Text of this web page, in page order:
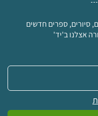
סיורים, ספרים חדשים
אצלנו ב'יד'